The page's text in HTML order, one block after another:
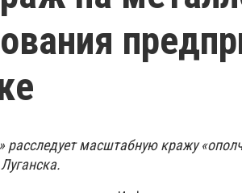
расследует масштабную кражу